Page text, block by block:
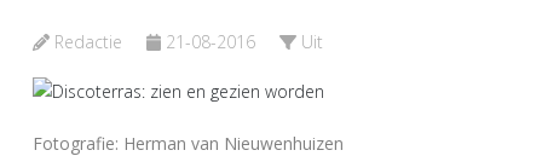
Redactie 21-08-2016 Uit
Fotografie: Herman van Nieuwenhuizen